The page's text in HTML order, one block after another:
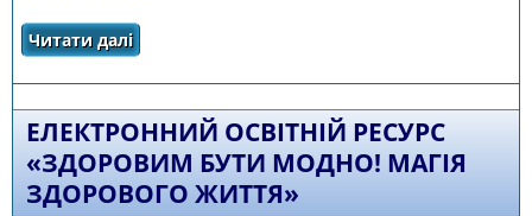
Читати далі
мовленнєвої компетентності у дошкільнят:
приміщеннях»
ЕЛЕКТРОННИЙ ОСВІТНІЙ РЕСУРС
«ЗДОРОВИМ БУТИ МОДНО! МАГІЯ
ЗДОРОВОГО ЖИТТЯ»